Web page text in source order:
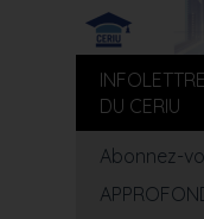
INFOLETTRE
DU CERIU
Abonnez-